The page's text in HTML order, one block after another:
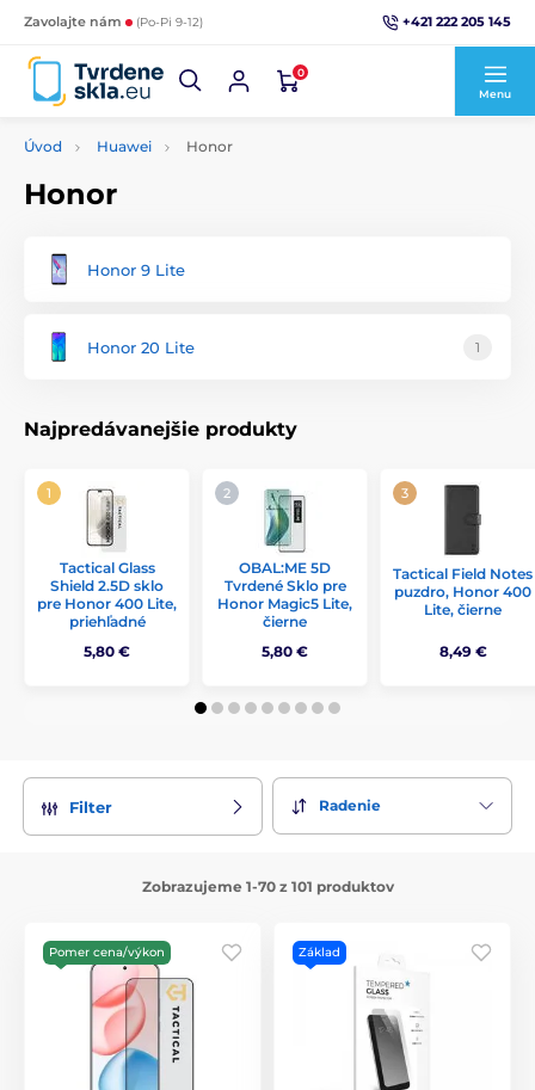
Zavolajte nám (Po-Pi 9-12) +421 222 205 145
0
Menu
Úvod Huawei Honor
Honor
Honor 9 Lite
Honor 20 Lite 1
Najpredávanejšie produkty
Tactical Glass
Shield 2.5D sklo
pre Honor 400 Lite,
priehľadné
5,80 €
OBAL:ME 5D
Tvrdené Sklo pre
Honor Magic5 Lite,
čierne
5,80 €
Tactical Field Notes
puzdro, Honor 400
Lite, čierne
8,49 €
Filter Radenie
Zobrazujeme 1-70 z 101 produktov
Pomer cena/výkon Základ